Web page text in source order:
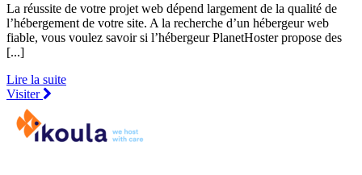
La réussite de votre projet web dépend largement de la qualité de
l’hébergement de votre site. A la recherche d’un hébergeur web
fiable, vous voulez savoir si l’hébergeur PlanetHoster propose des
[...]
Lire la suite
Visiter